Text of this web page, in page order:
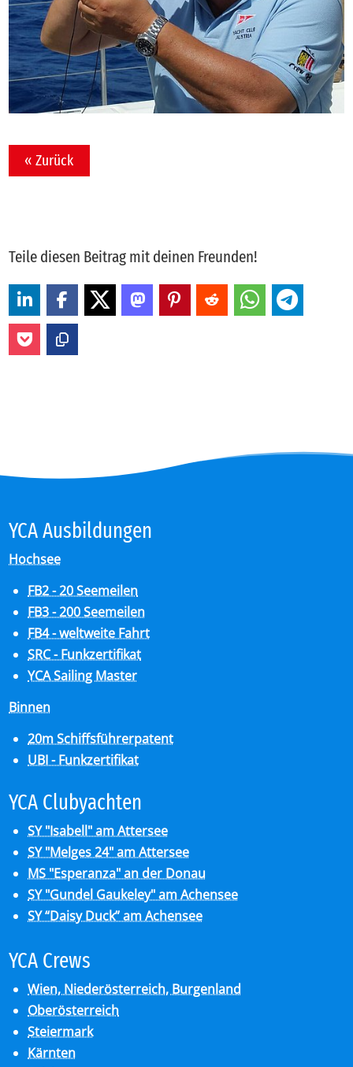
« Zurück
Teile diesen Beitrag mit deinen Freunden!
YCA Aus­bil­dun­gen
Hochsee
FB2 - 20 Seemeilen
FB3 - 200 Seemeilen
FB4 - weltweite Fahrt
SRC - Funkzertifikat
YCA Sailing Master
Binnen
20m Schiffsführerpatent
UBI - Funkzertifikat
YCA Club­y­ach­ten
SY "Isabell" am Attersee
SY "Melges 24" am Attersee
MS "Esperanza" an der Donau
SY "Gundel Gaukeley" am Achensee
SY “Daisy Duck” am Achensee
YCA Crews
Wien, Niederösterreich, Burgenland
Oberösterreich
Steiermark
Kärnten